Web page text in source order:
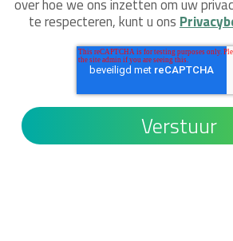
over hoe we ons inzetten om uw
te respecteren, kunt u ons